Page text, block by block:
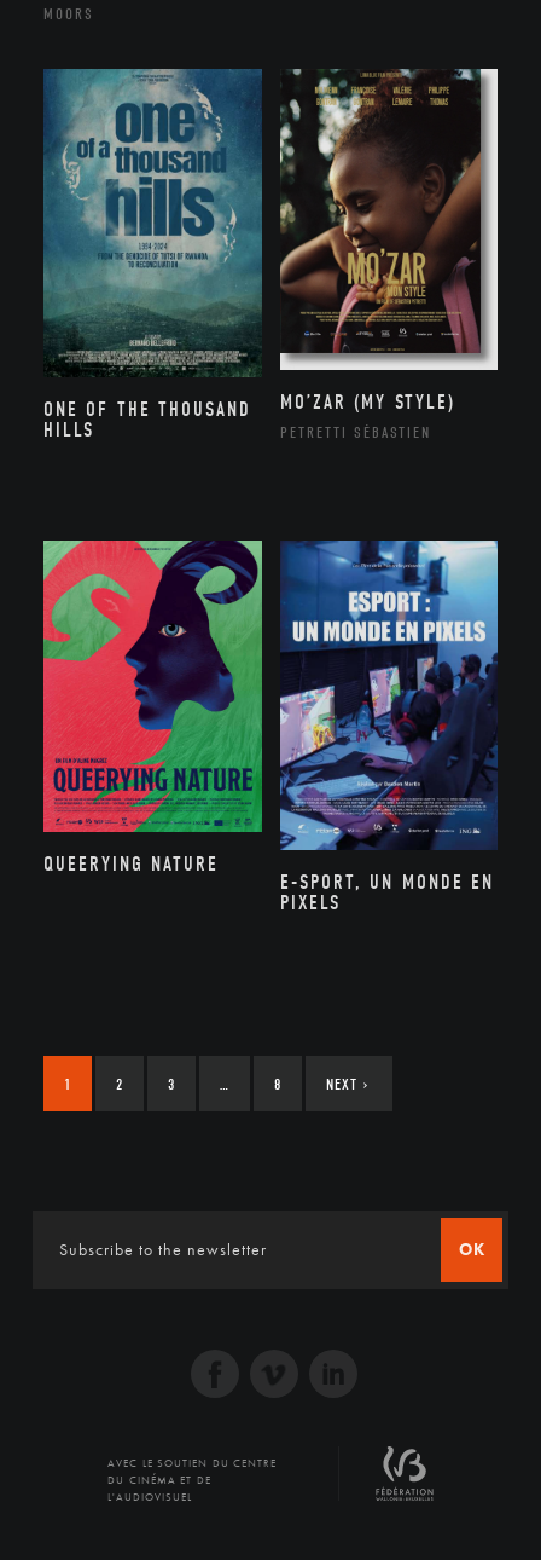
MOORS
ONE OF THE THOUSAND
HILLS
MO’ZAR (MY STYLE)
PETRETTI SÉBASTIEN
QUEERYING NATURE
E-SPORT, UN MONDE EN
PIXELS
1 2 3 8 NEXT ›
OK
AVEC LE SOUTIEN DU CENTRE
DU CINÉMA ET DE
L'AUDIOVISUEL